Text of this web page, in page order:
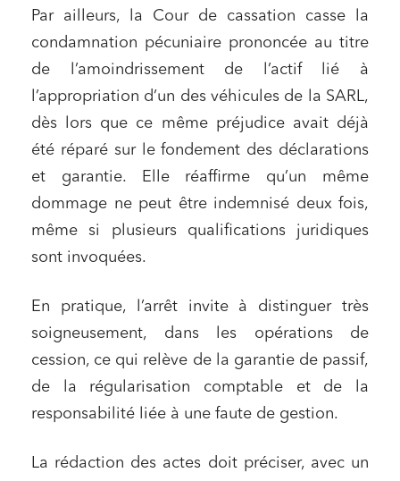
Par ailleurs, la Cour de cassation casse la
condamnation pécuniaire prononcée au titre
de l’amoindrissement de l’actif lié à
l’appropriation d’un des véhicules de la SARL,
dès lors que ce même préjudice avait déjà
été réparé sur le fondement des déclarations
et garantie. Elle réaffirme qu’un même
dommage ne peut être indemnisé deux fois,
même si plusieurs qualifications juridiques
sont invoquées.
En pratique, l’arrêt invite à distinguer très
soigneusement, dans les opérations de
cession, ce qui relève de la garantie de passif,
de la régularisation comptable et de la
responsabilité liée à une faute de gestion.
La rédaction des actes doit préciser, avec un